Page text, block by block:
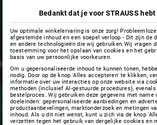
Bedankt dat je voor STRAUSS
Uw optimale winkelervaring is onze zorg!
afgestemde inhoud en een soepel verloop - Dit zijn de
en andere technologieën die wij gebruiken.Wij vragen
toestemming voor het opslaan van cookies en het
basis van uw persoonlijke voorkeuren.
Om u gepersonaliseerde inhoud te kunnen tonen,
nodig. Door op de knop 'Alles accepteren' te klikken,
informatie over uw interacties op onze website via
methoden (inclusief AI-gestuurde procedures),
bestelproces. Wij gebruiken deze gegevens met name
doeleinden: gepersonaliseerde aanbiedingen en
productaanbevelingen, marktonderzoek en metingen
inhoud. Als u dit niet wenst, kunt u zich via de knop
verzetten tegen het gebruik van dergelijke cookies en